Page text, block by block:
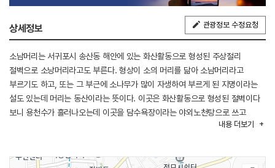
상세정보 관광정보 수정요청
소남머리는 서귀포시 송산동 해안에 있는 화산활동으로 형성된 주상절리
절벽으로 소낭머리라고도 부른다. 형상이 소의 머리를 닮아 소남머리라고
부르기도 하고, 또는 그 부근에 소나무가 많이 자생하여 부르게 된 지명이라는
설도 있는데 머리는 동산이라는 뜻이다. 이곳은 화산활동으로 형성된 절벽이다
보니 용천수가 흘러나오는데 이곳을 담수욕장이라는 야외노천탕으로 쓰고
있으며 바다, 숲, 개울 3가지가 한 곳에 있다. 근처에 가볼 만한 곳으로는
내용 더보기